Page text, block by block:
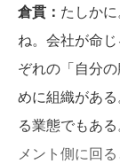
倉貫： たしか
ね。会社が命
ぞれの「自分
めに組織があ
る業態でもあ
メント側に回